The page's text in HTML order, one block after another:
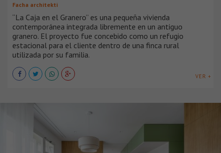
Facha architekti
“La Caja en el Granero” es una pequeña vivienda
contemporánea integrada libremente en un antiguo
granero. El proyecto fue concebido como un refugio
estacional para el cliente dentro de una finca rural
utilizada por su familia.
VER +